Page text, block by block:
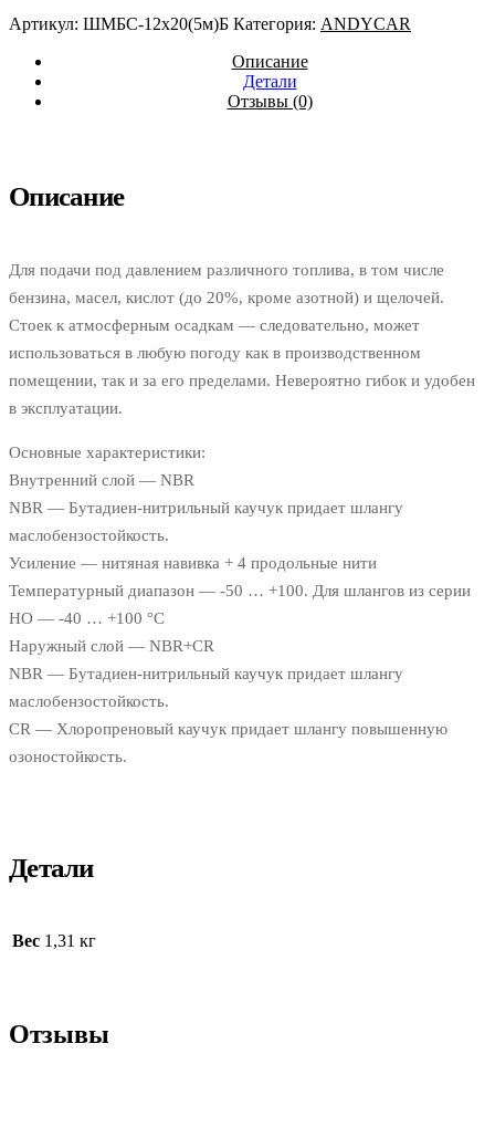
за
режем)
ANDYCAR
Артикул: ШМБС-12х20(5м)Б Категория: ANDYCAR
Описание
Детали
Отзывы (0)
Описание
Для подачи под давлением различного топлива, в том числе
бензина, масел, кислот (до 20%, кроме азотной) и щелочей.
Стоек к атмосферным осадкам — следовательно, может
использоваться в любую погоду как в производственном
помещении, так и за его пределами. Невероятно гибок и удобен
в эксплуатации.
Основные характеристики:
Внутренний слой — NBR
NBR — Бутадиен-нитрильный каучук придает шлангу
маслобензостойкость.
Усиление — нитяная навивка + 4 продольные нити
Температурный диапазон — -50 … +100. Для шлангов из серии
HO — -40 … +100 °C
Наружный слой — NBR+CR
NBR — Бутадиен-нитрильный каучук придает шлангу
маслобензостойкость.
CR — Хлоропреновый каучук придает шлангу повышенную
озоностойкость.
Детали
Вес 1,31 кг
Отзывы